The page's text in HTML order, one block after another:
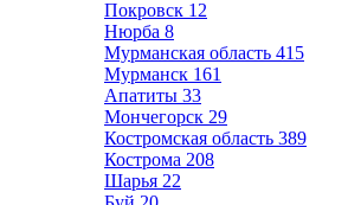
Покровск 12
Нюрба 8
Мурманская область 415
Мурманск 161
Апатиты 33
Мончегорск 29
Костромская область 389
Кострома 208
Шарья 22